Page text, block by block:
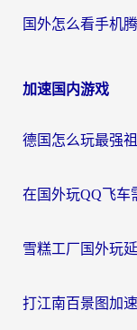
加速国内游戏